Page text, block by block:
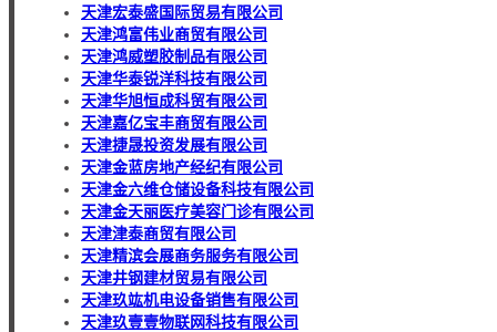
天津宏泰盛国际贸易有限公司
天津鸿富伟业商贸有限公司
天津鸿威塑胶制品有限公司
天津华泰锐洋科技有限公司
天津华旭恒成科贸有限公司
天津嘉亿宝丰商贸有限公司
天津捷晟投资发展有限公司
天津金蓝房地产经纪有限公司
天津金六维仓储设备科技有限公司
天津金天丽医疗美容门诊有限公司
天津津泰商贸有限公司
天津精滨会展商务服务有限公司
天津井钢建材贸易有限公司
天津玖竑机电设备销售有限公司
天津玖壹壹物联网科技有限公司